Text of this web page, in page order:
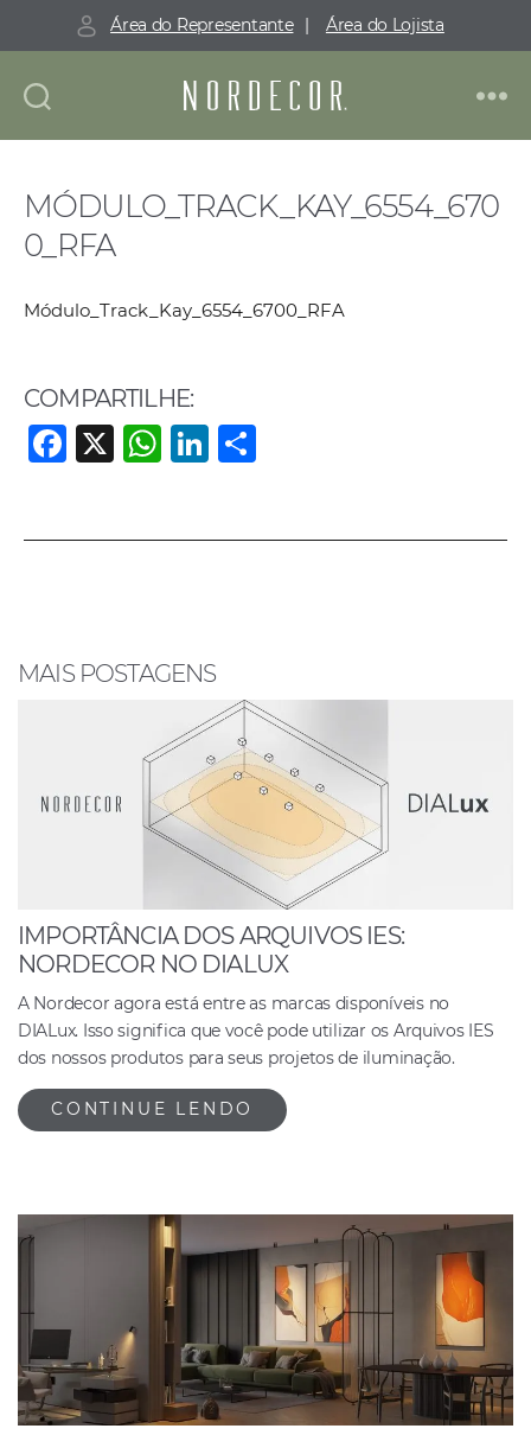
Área do Representante | Área do Lojista
Nordecor
MÓDULO_TRACK_KAY_6554_670
0_RFA
Módulo_Track_Kay_6554_6700_RFA
COMPARTILHE:
F
e
o
X
W
s
p
Li
e e
MAIS POSTAGENS
IMPORTÂNCIA DOS ARQUIVOS IES:
NORDECOR NO DIALUX
A Nordecor agora está entre as marcas disponíveis no
DIALux. Isso significa que você pode utilizar os Arquivos IES
dos nossos produtos para seus projetos de iluminação.
CONTINUE LENDO